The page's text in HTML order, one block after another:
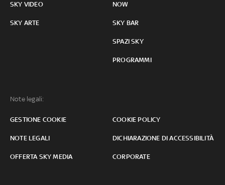
SKY VIDEO
SKY ARTE
NOW
SKY BAR
SPAZI SKY
PROGRAMMI
Note legali:
GESTIONE COOKIE COOKIE POLICY
NOTE LEGALI DICHIARAZIONE DI ACCESSIBILITÀ
OFFERTA SKY MEDIA CORPORATE